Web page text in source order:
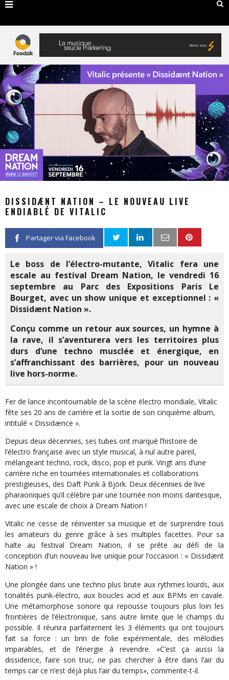
DISSIDÆNT NATION – LE NOUVEAU LIVE
ENDIABLÉ DE VITALIC
Partager via Facebook
Le boss de l’électro-mutante, Vitalic fera une
escale au festival Dream Nation, le vendredi 16
septembre au Parc des Expositions Paris Le
Bourget, avec un show unique et exceptionnel : «
Dissidænt Nation ».
Conçu comme un retour aux sources, un hymne à
la rave, il s’aventurera vers les territoires plus
durs d’une techno musclée et énergique, en
s’affranchissant des barrières, pour un nouveau
live hors-norme.
Fer de lance incontournable de la scène électro mondiale, Vitalic
fête ses 20 ans de carrière et la sortie de son cinquième album,
intitulé « Dissidænce ».
Depuis deux décennies, ses tubes ont marqué l’histoire de
l’électro française avec un style musical, à nul autre pareil,
mélangeant techno, rock, disco, pop et punk. Vingt ans d’une
carrière riche en tournées internationales et collaborations
prestigieuses, des Daft Punk à Björk. Deux décennies de live
pharaoniques qu’il célèbre par une tournée non moins dantesque,
avec une escale de choix à Dream Nation !
Vitalic ne cesse de réinventer sa musique et de surprendre tous
les amateurs du genre grâce à ses multiples facettes. Pour sa
halte au festival Dream Nation, il se prête au défi de la
conception d’un nouveau live unique pour l’occasion : « Dissidænt
Nation » !
Une plongée dans une techno plus brute aux rythmes lourds, aux
tonalités punk-électro, aux boucles acid et aux BPMs en cavale.
Une métamorphose sonore qui repousse toujours plus loin les
frontières de l’électronique, sans autre limite que le champs du
possible. Il réunira parfaitement les 3 éléments qui ont toujours
fait sa force : un brin de folie expérimentale, des mélodies
imparables, et de l’énergie à revendre. «C’est ça aussi la
dissidence, faire son truc, ne pas chercher à être dans l’air du
temps car ce n’est déjà plus l’air du temps», commente-t-il.